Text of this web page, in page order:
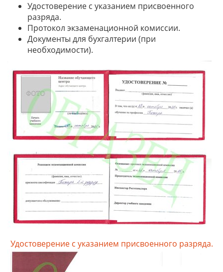
Удостоверение с указанием присвоенного
разряда.
Протокол экзаменационной комиссии.
Документы для бухгалтерии (при
необходимости).
Удостоверение с указанием присвоенного разряда.